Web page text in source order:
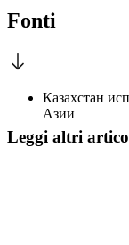
Fonti
Казахстан
Азии
Leggi altri